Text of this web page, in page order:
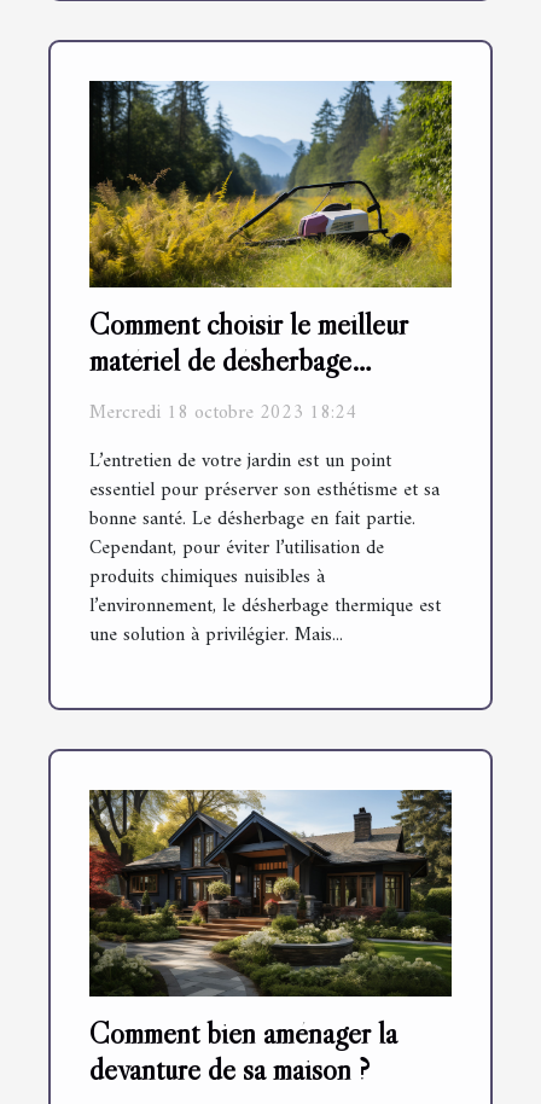
Comment choisir le meilleur
matériel de désherbage
thermique
Mercredi 18 octobre 2023 18:24
L’entretien de votre jardin est un point
essentiel pour préserver son esthétisme et sa
bonne santé. Le désherbage en fait partie.
Cependant, pour éviter l’utilisation de
produits chimiques nuisibles à
l’environnement, le désherbage thermique est
une solution à privilégier. Mais...
Comment bien aménager la
devanture de sa maison ?